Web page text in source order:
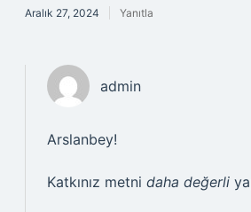
Aralık 27, 2024 Yanıtla
admin
Arslanbey!
Katkınız metni daha değerli